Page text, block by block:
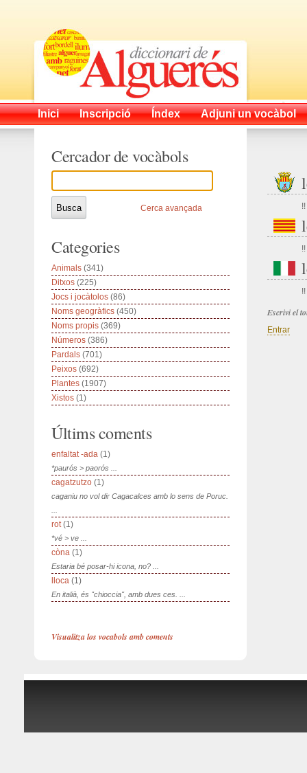
Inici Inscripció Índex Adjuni un vocàbol
!!
!!
!!
Escrivi el
Entrar
Cercador de vocàbols
Cerca avançada
Categories
Animals (341)
Ditxos (225)
Jocs i jocàtolos (86)
Noms geogràfics (450)
Noms propis (369)
Números (386)
Pardals (701)
Peixos (692)
Plantes (1907)
Xistos (1)
Últims coments
enfaltat -ada (1)
*paurós > paorós ...
cagatzutzo (1)
caganiu no vol dir Cagacalces amb lo sens de Poruc.
rot(1)
*vé > ve ...
còna (1)
Estaria bé posar-hi icona, no? ...
lloca (1)
En italià, és "chioccia", amb dues ces. ...
Visualitza los vocabols amb coments